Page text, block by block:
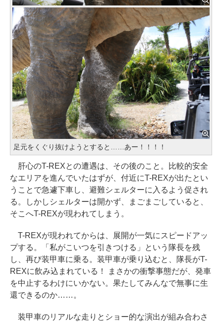
足元をくぐり抜けようとすると……あー！！！！
肝心のT-REXとの遭遇は、その後のこと。比較的安全
なエリアを進んでいたはずが、付近にT-REXが出たとい
うことで急遽下車し、避難シェルターに入るよう促され
る。しかしシェルターは開かず、まごまごしていると、
そこへT-REXが現われてしまう。
T-REXが現われてからは、展開が一気にスピードアッ
プする。「私がこいつを引きつける」という隊長を残
し、再び装甲車に乗る。装甲車が乗り込むと、隊長がT-
REXに飲み込まれている！ まさかの衝撃事態だが、発車
を中止するわけにいかない。果たしてみんなで無事に生
還できるのか……。
装甲車のリアルな走りとショー的な演出が組み合わさ